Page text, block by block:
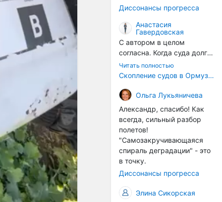
разносят эти самые
организмы по пути
следования.
Диссонансы прогресса
Анастасия
Гавердовская
С автором в целом
согласна. Когда суда долго
стоят в теплой воде, на их
корпусах активно
организмы, и потом они
могут быть перенесены в
другие регионы. Поэтому
проблема вполне реальная
— просто я бы говорила не
о неизбежной катастрофе,
а о повышенном риске,
который нельзя
игнорировать. А так да 👍
Читать полностью
Скопление судов в Ормузском проливе грозит катастрофическим распространением инвазивных видов
Ольга Лукьяничева
Александр, спасибо! Как
всегда, сильный разбор
полетов!
"Самозакручивающаяся
спираль деградации" - это
в точку.
Диссонансы прогресса
Элина Сикорская